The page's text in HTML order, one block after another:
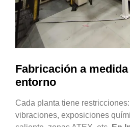
Fabricación a
entorno
Cada planta tiene
vibraciones, exposiciones